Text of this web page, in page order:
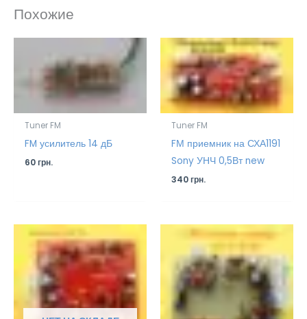
Похожие
Tuner FM
FM усилитель 14 дБ
60грн.
Tuner FM
FМ приемник на СХА1191
Sony УНЧ 0,5Вт new
340грн.